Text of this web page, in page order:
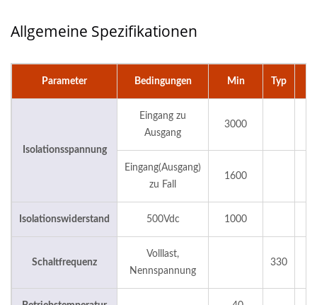
Allgemeine Spezifikationen
Parameter Bedingungen Min Typ
Isolationsspannung
Eingang zu
Ausgang
3000
Eingang(Ausgang)
zu Fall
1600
Isolationswiderstand 500Vdc 1000
Schaltfrequenz
Volllast,
Nennspannung
330